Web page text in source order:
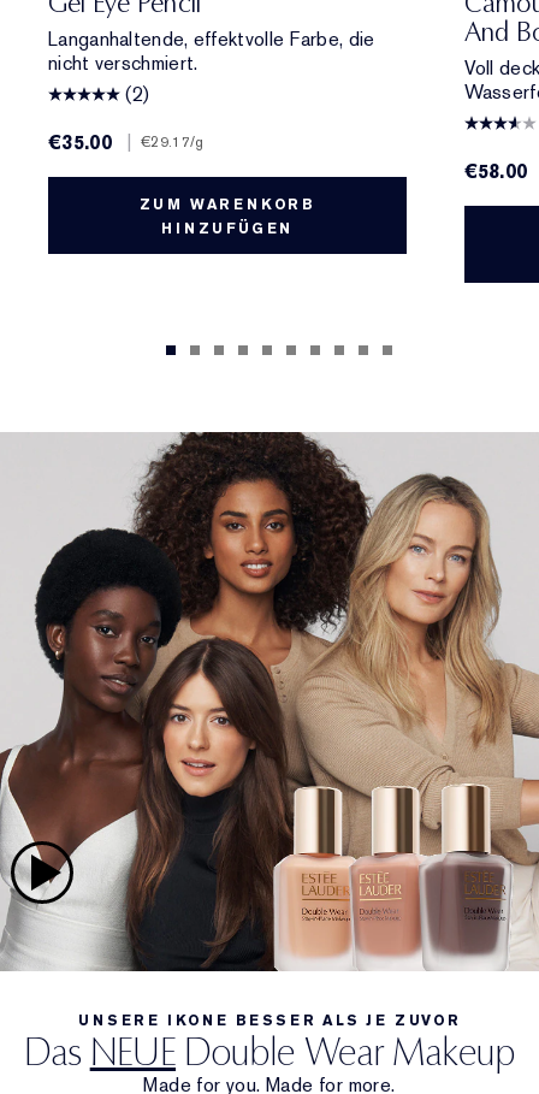
Langanhaltende, effektvolle Farbe, die
nicht verschmiert.
(2)
€35.00
| €29.17/g
ZUM WARENKORB
HINZUFÜGEN
And
Voll
€58.00
UNSERE IKONE BESSER ALS JE ZUVOR
Das NEUE Double Wear Makeup
Made for you. Made for more.